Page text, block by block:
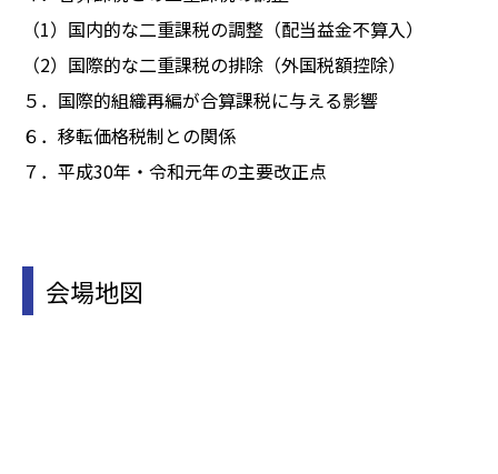
（1）国内的な二重課税の調整（配当益金不算入）
（2）国際的な二重課税の排除（外国税額控除）
５．国際的組織再編が合算課税に与える影響
６．移転価格税制との関係
７．平成30年・令和元年の主要改正点
会場地図